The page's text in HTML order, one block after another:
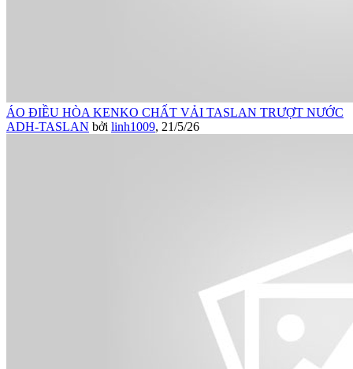
ÁO ĐIỀU HÒA KENKO CHẤT VẢI TASLAN TRƯỢT NƯỚC
ADH-TASLAN bởi linh1009, 21/5/26